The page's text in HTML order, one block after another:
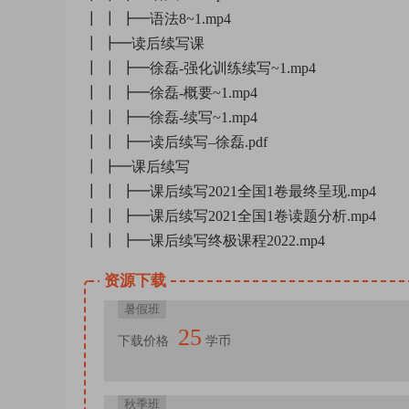
┃ ┃ ┣━语法8~1.mp4
┃ ┣━读后续写课
┃ ┃ ┣━徐磊-强化训练续写~1.mp4
┃ ┃ ┣━徐磊-概要~1.mp4
┃ ┃ ┣━徐磊-续写~1.mp4
┃ ┃ ┣━读后续写–徐磊.pdf
┃ ┣━课后续写
┃ ┃ ┣━课后续写2021全国1卷最终呈现.mp4
┃ ┃ ┣━课后续写2021全国1卷读题分析.mp4
┃ ┃ ┣━课后续写终极课程2022.mp4
资源下载
暑假班
下载价格 25 学币
秋季班